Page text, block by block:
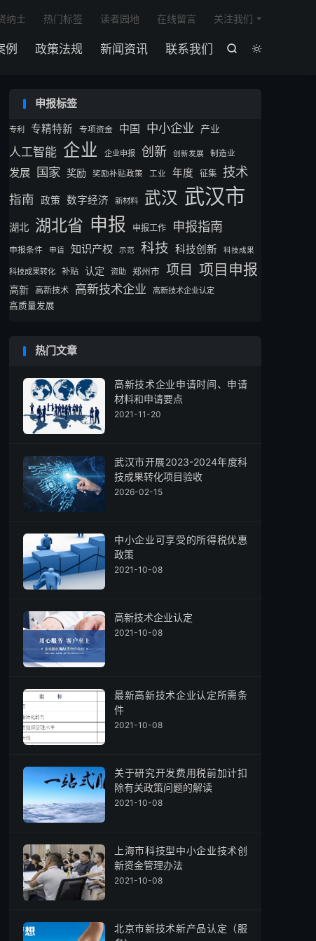


例 政策法规 新闻资讯 联系我们
纳士 热门标签 读者园地 在线留言 关注我们
申报标签
专利 专精特新 专项资金 中国 中小企业 产业
人工智能 企业 企业申报 创新 创新发展 制造业
发展 国家 奖励 奖励补贴政策 工业 年度 征集 技术
指南 政策 数字经济 新材料 武汉 武汉市
湖北 湖北省 申报 申报工作 申报指南
申报条件 申请 知识产权 示范 科技 科技创新 科技成果
科技成果转化 补贴 认定 资助 郑州市 项目 项目申报
高新 高新技术 高新技术企业 高新技术企业认定
高质量发展
热门文章
高新技术企业申请时间、申请
材料和申请要点
2021-11-20
武汉市开展2023-2024年度科
技成果转化项目验收
2026-02-15
中小企业可享受的所得税优惠
政策
2021-10-08
高新技术企业认定
2021-10-08
最新高新技术企业认定所需条
件
2021-10-08
关于研究开发费用税前加计扣
除有关政策问题的解读
2021-10-08
上海市科技型中小企业技术创
新资金管理办法
2021-10-08
北京市新技术新产品认定（服